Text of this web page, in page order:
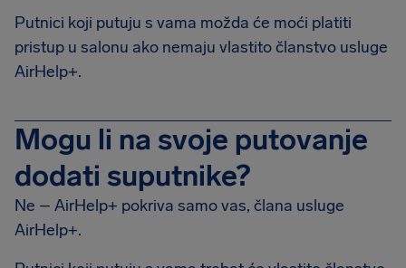
Putnici koji putuju s vama možda će moći platiti
pristup u salonu ako nemaju vlastito članstvo usluge
AirHelp+.
Mogu li na svoje putovanje
dodati suputnike?
Ne – AirHelp+ pokriva samo vas, člana usluge
AirHelp+.